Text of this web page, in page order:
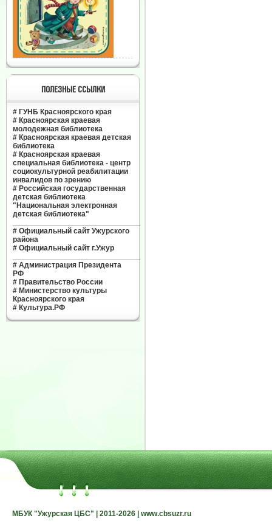
ПОЛЕЗНЫЕ ССЫЛКИ
# ГУНБ Красноярского края
# Красноярская краевая
молодежная библиотека
# Красноярская краевая детская
библиотека
# Красноярская краевая
специальная библиотека - центр
социокультурной реабилитации
инвалидов по зрению
# Российская государственная
детская библиотека
"Национальная электронная
детская библиотека"
# Официальный сайт Ужурского
района
# Официальный сайт г.Ужур
# Администрация Президента
РФ
# Правительство России
# Министерство культуры
Красноярского края
# Культура.РФ
МБУК "Ужурская ЦБС" | 2011-2026 | www.cbsuzr.ru
МБУК "Ужурская ЦБС" | 2011-2026 | www.cbsuzr.ru